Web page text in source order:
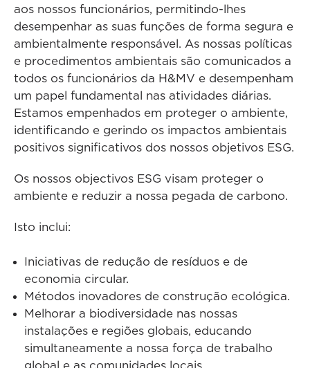
aos nossos funcionários, permitindo-lhes
desempenhar as suas funções de forma segura e
ambientalmente responsável. As nossas políticas
e procedimentos ambientais são comunicados a
todos os funcionários da H&MV e desempenham
um papel fundamental nas atividades diárias.
Estamos empenhados em proteger o ambiente,
identificando e gerindo os impactos ambientais
positivos significativos dos nossos objetivos ESG.
Os nossos objectivos ESG visam proteger o
ambiente e reduzir a nossa pegada de carbono.
Isto inclui:
Iniciativas de redução de resíduos e de
economia circular.
Métodos inovadores de construção ecológica.
Melhorar a biodiversidade nas nossas
instalações e regiões globais, educando
simultaneamente a nossa força de trabalho
global e as comunidades locais.